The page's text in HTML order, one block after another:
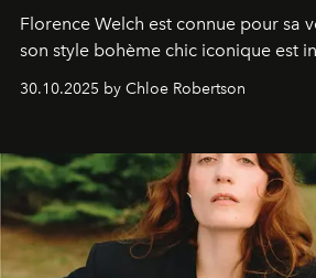
Florence Welch est connue pour sa
son style bohème chic iconique est
30.10.2025 by Chloe Robertson